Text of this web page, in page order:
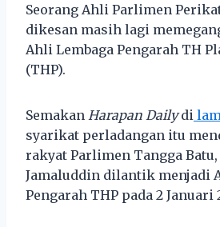
Seorang Ahli Parlimen
dikesan masih lagi
Ahli Lembaga Pengarah TH
(THP).
Semakan Harapan Dailydi
syarikat perladangan itu
rakyat Parlimen Tangga
Jamaluddin dilantik menjadi
Pengarah THP pada 2 Januari